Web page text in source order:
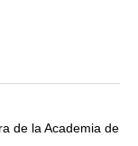
de la Academia de